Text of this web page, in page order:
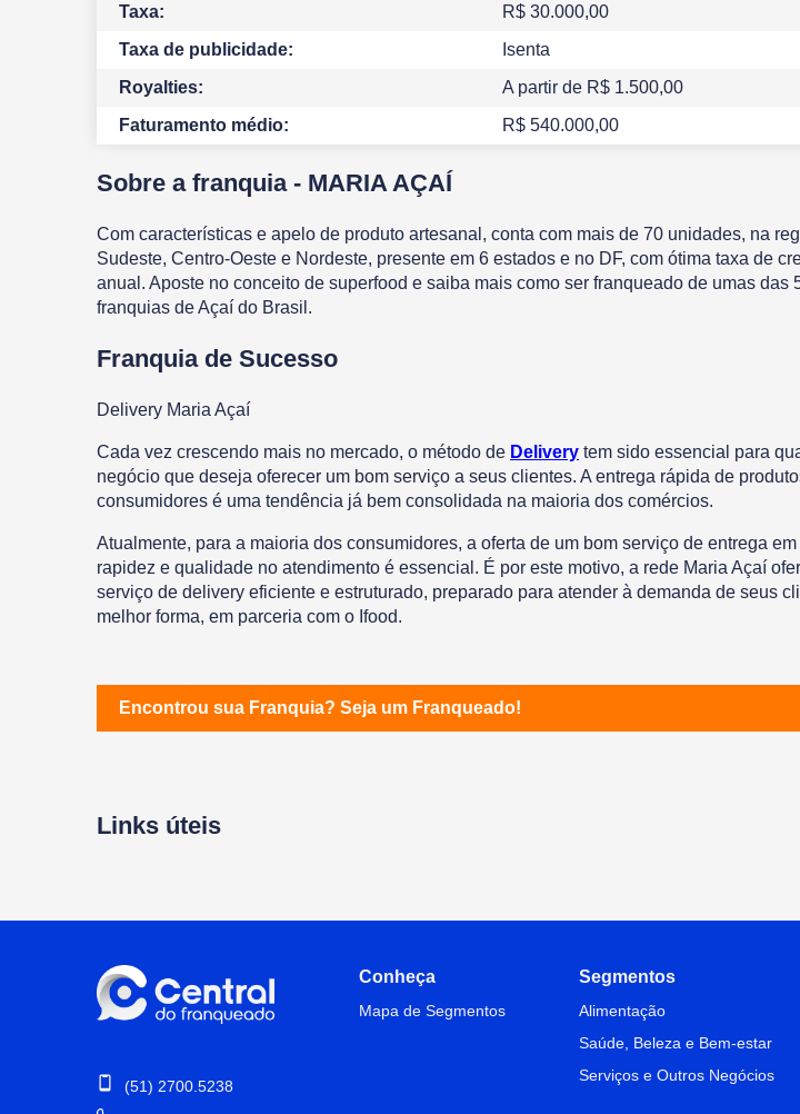
Taxa:
R$ 30.000,00
Taxa de publicidade:
Isenta
Royalties:
A partir de R$ 1.500,00
Faturamento médio:
R$ 540.000,00
Sobre a franquia - MARIA AÇAÍ
Com características e apelo de produto artesanal, conta com mais de 70 unidades, na
Sudeste, Centro-Oeste e Nordeste, presente em 6 estados e no DF, com ótima taxa de
anual. Aposte no conceito de superfood e saiba mais como ser franqueado de umas das
franquias de Açaí do Brasil.
Franquia de Sucesso
Delivery Maria Açaí
Cada vez crescendo mais no mercado, o método de Delivery tem sido essencial para
negócio que deseja oferecer um bom serviço a seus clientes. A entrega rápida de
consumidores é uma tendência já bem consolidada na maioria dos comércios.
Atualmente, para a maioria dos consumidores, a oferta de um bom serviço de entrega em
rapidez e qualidade no atendimento é essencial. É por este motivo, a rede Maria Açaí
serviço de delivery eficiente e estruturado, preparado para atender à demanda de seus
melhor forma, em parceria com o Ifood.
Encontrou sua Franquia? Seja um Franqueado!
Links úteis
(51) 2700.5238
Conheça
Mapa de Segmentos
Segmentos
Alimentação
Saúde, Beleza e Bem-estar
Serviços e Outros Negócios